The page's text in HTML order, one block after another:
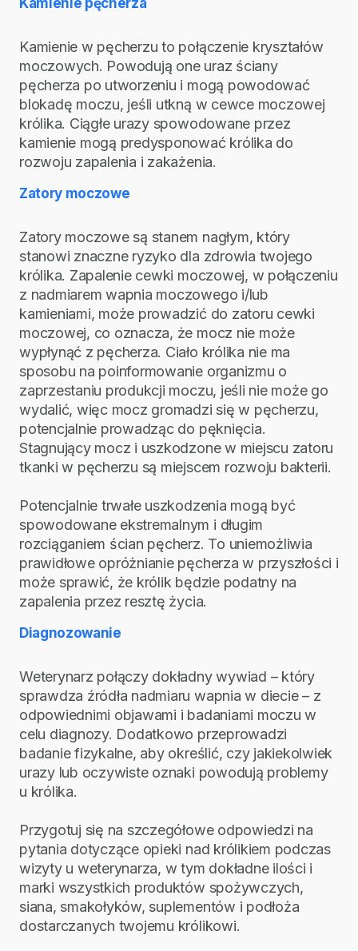
Kamienie pęcherza
Kamienie w pęcherzu to połączenie kryształów
moczowych. Powodują one uraz ściany
pęcherza po utworzeniu i mogą powodować
blokadę moczu, jeśli utkną w cewce moczowej
królika. Ciągłe urazy spowodowane przez
kamienie mogą predysponować królika do
rozwoju zapalenia i zakażenia.
Zatory moczowe
Zatory moczowe są stanem nagłym, który
stanowi znaczne ryzyko dla zdrowia twojego
królika. Zapalenie cewki moczowej, w połączeniu
z nadmiarem wapnia moczowego i/lub
kamieniami, może prowadzić do zatoru cewki
moczowej, co oznacza, że mocz nie może
wypłynąć z pęcherza. Ciało królika nie ma
sposobu na poinformowanie organizmu o
zaprzestaniu produkcji moczu, jeśli nie może go
wydalić, więc mocz gromadzi się w pęcherzu,
potencjalnie prowadząc do pęknięcia.
Stagnujący mocz i uszkodzone w miejscu zatoru
tkanki w pęcherzu są miejscem rozwoju bakterii.
Potencjalnie trwałe uszkodzenia mogą być
spowodowane ekstremalnym i długim
rozciąganiem ścian pęcherz. To uniemożliwia
prawidłowe opróżnianie pęcherza w przyszłości i
może sprawić, że królik będzie podatny na
zapalenia przez resztę życia.
Diagnozowanie
Weterynarz połączy dokładny wywiad – który
sprawdza źródła nadmiaru wapnia w diecie – z
odpowiednimi objawami i badaniami moczu w
celu diagnozy. Dodatkowo przeprowadzi
badanie fizykalne, aby określić, czy jakiekolwiek
urazy lub oczywiste oznaki powodują problemy
u królika.
Przygotuj się na szczegółowe odpowiedzi na
pytania dotyczące opieki nad królikiem podczas
wizyty u weterynarza, w tym dokładne ilości i
marki wszystkich produktów spożywczych,
siana, smakołyków, suplementów i podłoża
dostarczanych twojemu królikowi.